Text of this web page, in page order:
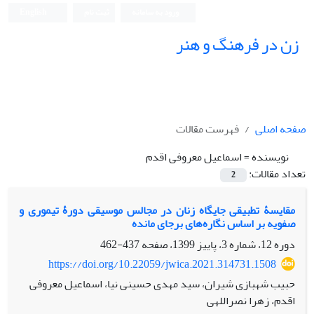
زن در فرهنگ و هنر
صفحه اصلی
فهرست مقالات
نویسنده =اسماعیل معروفی اقدم
تعداد مقالات:
2
مقایسۀ تطبیقی جایگاه زنان در مجالس موسیقی دورۀ تیموری و
صفویه بر اساس نگاره‌های برجای مانده
دوره 12، شماره 3، پاییز 1399، صفحه
437-462
https://doi.org/10.22059/jwica.2021.314731.1508
حبیب شهبازی شیران، سید مهدی حسینی نیا، اسماعیل معروفی
اقدم، زهرا نصراللهی